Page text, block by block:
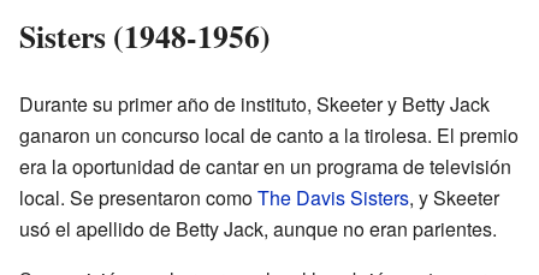
Sisters (1948-1956)
Durante su primer año de instituto, Skeeter y Betty Jack
ganaron un concurso local de canto a la tirolesa. El premio
era la oportunidad de cantar en un programa de televisión
local. Se presentaron comoThe Davis Sisters, y Skeeter
usó el apellido de Betty Jack, aunque no eran parientes.